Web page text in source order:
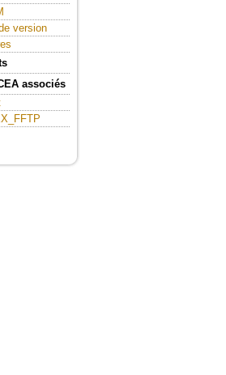
version
associés